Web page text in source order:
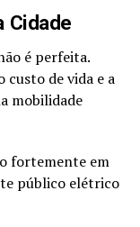
Cidade
é perfeita.
custo de vida e a
mobilidade
fortemente em
público elétrico